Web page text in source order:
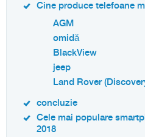
Cine produce telefoane
AGM
omidă
BlackView
jeep
Land Rover
concluzie
Cele mai populare
2018